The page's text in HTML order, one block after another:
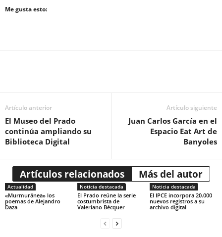
Me gusta esto:
Artículo anterior
El Museo del Prado
continúa ampliando su
Biblioteca Digital
Artículo siguiente
Juan Carlos García en el
Espacio Eat Art de
Banyoles
Artículos relacionados Más del autor
Actualidad
«Murmuránea» los
poemas de Alejandro
Daza
Noticia destacada
El Prado reúne la serie
costumbrista de
Valeriano Bécquer
Noticia destacada
El IPCE incorpora 20.000
nuevos registros a su
archivo digital